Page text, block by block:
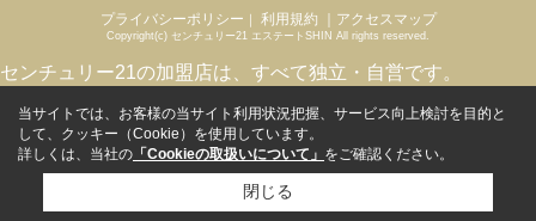
プライバシーポリシー ｜ 利用規約 ｜アクセスマップ
Copyright(c) センチュリー21 エステートSHIN All rights reserved.
センチュリー21の加盟店は、すべて独立・自営です。
当サイトでは、お客様の当サイト利用状況把握、サービス向上検討を目的と
して、クッキー（Cookie）を使用しています。
詳しくは、当社の 「Cookieの取扱いについて」 をご確認ください。
閉じる